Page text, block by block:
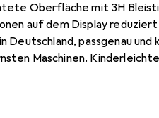
Oberfläche mit 3H
auf dem Display
passgenau und
Maschinen.
der Bedienbarkeit.